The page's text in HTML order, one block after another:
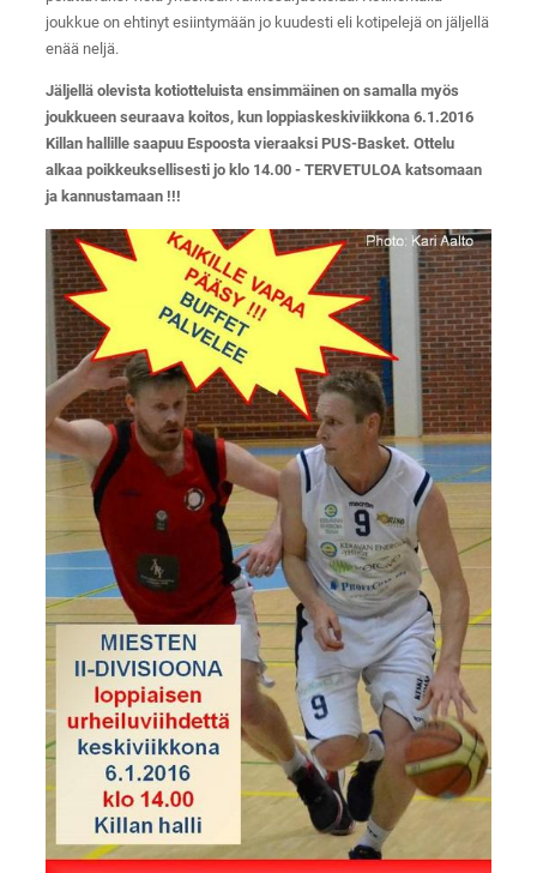
joukkue on ehtinyt esiintymään jo kuudesti eli kotipelejä on jäljellä
enää neljä.
Jäljellä olevista kotiotteluista ensimmäinen on samalla myös
joukkueen seuraava koitos, kun loppiaskeskiviikkona 6.1.2016
Killan hallille saapuu Espoosta vieraaksi PUS-Basket. Ottelu
alkaa poikkeuksellisesti jo klo 14.00 - TERVETULOA katsomaan
ja kannustamaan !!!